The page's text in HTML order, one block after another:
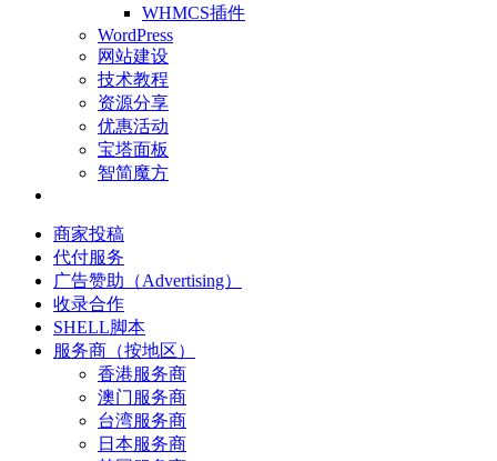
WHMCS插件
WordPress
网站建设
技术教程
资源分享
优惠活动
宝塔面板
智简魔方
商家投稿
代付服务
广告赞助（Advertising）
收录合作
SHELL脚本
服务商（按地区）
香港服务商
澳门服务商
台湾服务商
日本服务商